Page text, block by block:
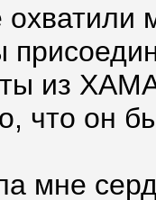
из
что он
мне